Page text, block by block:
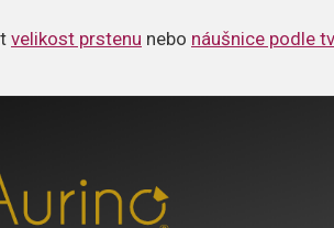
velikost prstenu nebo náušnice podle